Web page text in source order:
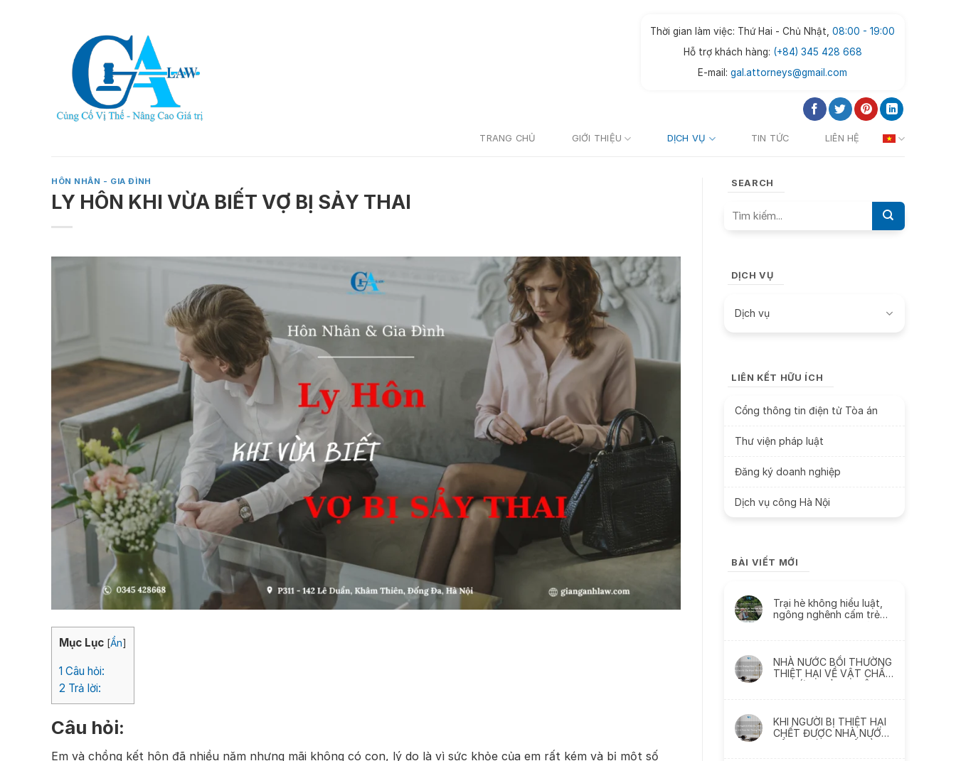
Thời gian làm việc: Thứ Hai - Chủ Nhật,08:00 - 19:00
Hỗ trợ khách hàng: (+84) 345 428 668
E-mail:gal.attorneys@gmail.com
TRANG CHỦ GIỚI THIỆU DỊCH VỤ TIN TỨC LIÊN HỆ
HÔN NHÂN - GIA ĐÌNH
LY HÔN KHI VỪA BIẾT VỢ BỊ SẢY THAI
Mục Lục [Ẩn]
1 Câu hỏi:
2 Trả lời:
Câu hỏi:
Em và chồng kết hôn đã nhiều năm nhưng mãi không có con, lý do là vì sức khỏe của em rất kém và bị một số
SEARCH
DỊCH VỤ
Dịch vụ
LIÊN KẾT HỮU ÍCH
Cổng thông tin điện tử Tòa án
Thư viện pháp luật
Đăng ký doanh nghiệp
Dịch vụ công Hà Nội
BÀI VIẾT MỚI
Trại hè không hiểu luật,
ngông nghênh cấm trẻ
NHÀ NƯỚC BỒI THƯỜNG
THIỆT HẠI VỀ VẬT CHẤT
DO SỨC KHỎE BỊ XÂM
KHI NGƯỜI BỊ THIỆT HẠI
CHẾT ĐƯỢC NHÀ NƯỚC